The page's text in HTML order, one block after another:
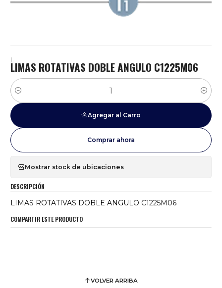
|
LIMAS ROTATIVAS DOBLE ANGULO C1225M06
Cantidad
Agregar al Carro
Comprar ahora
Mostrar stock de ubicaciones
DESCRIPCIÓN
LIMAS ROTATIVAS DOBLE ANGULO C1225M06
COMPARTIR ESTE PRODUCTO
VOLVER ARRIBA